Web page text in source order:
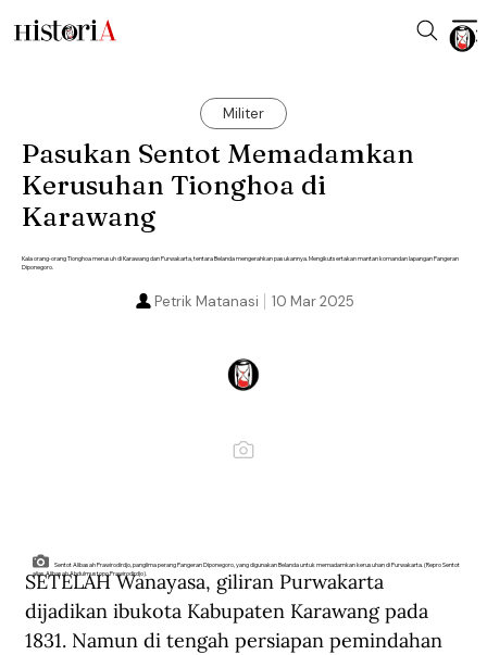
Militer
Pasukan Sentot Memadamkan
Kerusuhan Tionghoa di
Karawang
Kala orang-orang Tionghoa merusuh di Karawang dan Purwakarta, tentara Belanda mengerahkan pasukannya. Mengikutsertakan mantan komandan lapangan Pangeran
Diponegoro.
10 Mar 2025
Petrik Matanasi
Sentot Alibasah Prawirodirdjo, panglima perang Pangeran Diponegoro, yang digunakan Belanda untuk memadamkan kerusuhan di Purwakarta. (Repro Sentot
alias Alibasah Abdulmustopo Prawirodirdjo).
SETELAH Wanayasa, giliran Purwakarta
dijadikan ibukota Kabupaten Karawang pada
1831. Namun di tengah persiapan pemindahan